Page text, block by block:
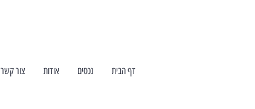
דף הבית נכסים אודות צור קשר